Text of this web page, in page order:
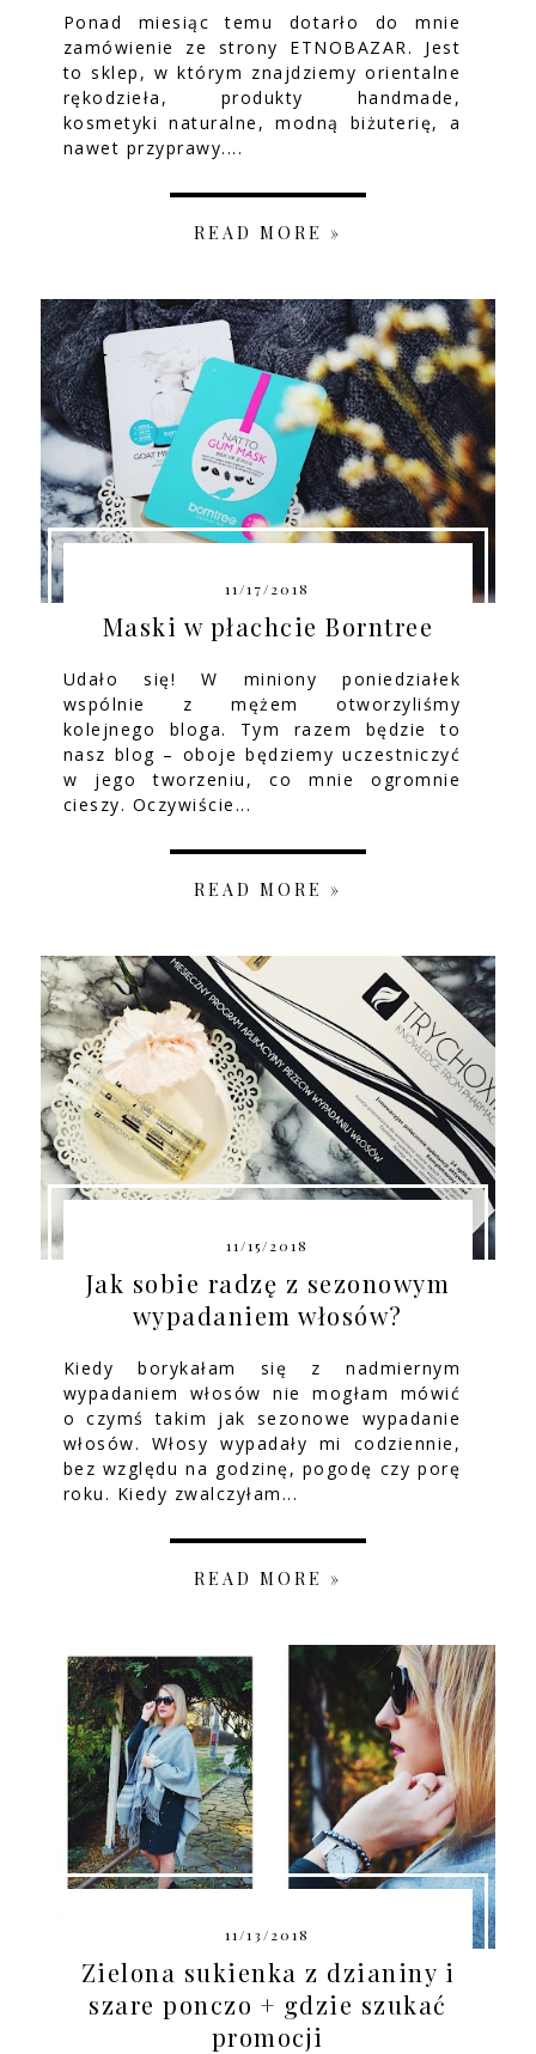
Ponad miesiąc temu dotarło do mnie
zamówienie ze strony ETNOBAZAR. Jest
to sklep, w którym znajdziemy orientalne
rękodzieła, produkty handmade,
kosmetyki naturalne, modną biżuterię, a
nawet przyprawy....
READ MORE »
11/17/2018
Maski w płachcie Borntree
Udało się! W miniony poniedziałek
wspólnie z mężem otworzyliśmy
kolejnego bloga. Tym razem będzie to
nasz blog – oboje będziemy uczestniczyć
w jego tworzeniu, co mnie ogromnie
cieszy. Oczywiście...
READ MORE »
11/15/2018
Jak sobie radzę z sezonowym
wypadaniem włosów?
Kiedy borykałam się z nadmiernym
wypadaniem włosów nie mogłam mówić
o czymś takim jak sezonowe wypadanie
włosów. Włosy wypadały mi codziennie,
bez względu na godzinę, pogodę czy porę
roku. Kiedy zwalczyłam...
READ MORE »
11/13/2018
Zielona sukienka z dzianiny i
szare ponczo + gdzie szukać
promocji